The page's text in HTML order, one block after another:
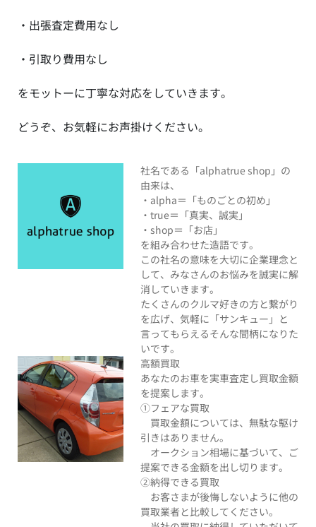
・出張査定費用なし
・引取り費用なし
をモットーに丁寧な対応をしていきます。
どうぞ、お気軽にお声掛けください。
社名である「alphatrue shop」の
由来は、
・alpha＝「ものごとの初め」
・true＝「真実、誠実」
・shop＝「お店」
を組み合わせた造語です。
この社名の意味を大切に企業理念と
して、みなさんのお悩みを誠実に解
消していきます。
たくさんのクルマ好きの方と繋がり
を広げ、気軽に「サンキュー」と
言ってもらえるそんな間柄になりた
いです。
高額買取
あなたのお車を実車査定し買取金額
を提案します。
①フェアな買取
買取金額については、無駄な駆け
引きはありません。
オークション相場に基づいて、ご
提案できる金額を出し切ります。
②納得できる買取
お客さまが後悔しないように他の
買取業者と比較してください。